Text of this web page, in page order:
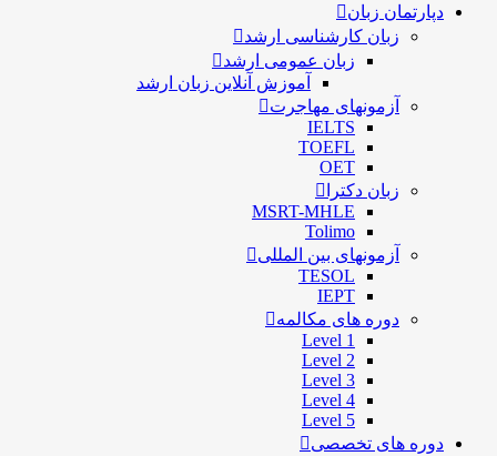
دپارتمان زبان
زبان کارشناسی ارشد
زبان عمومی ارشد
آموزش آنلاین زبان ارشد
آزمونهای مهاجرت
IELTS
TOEFL
OET
زبان دکترا
MSRT-MHLE
Tolimo
آزمونهای بین المللی
TESOL
IEPT
دوره های مکالمه
Level 1
Level 2
Level 3
Level 4
Level 5
دوره های تخصصی